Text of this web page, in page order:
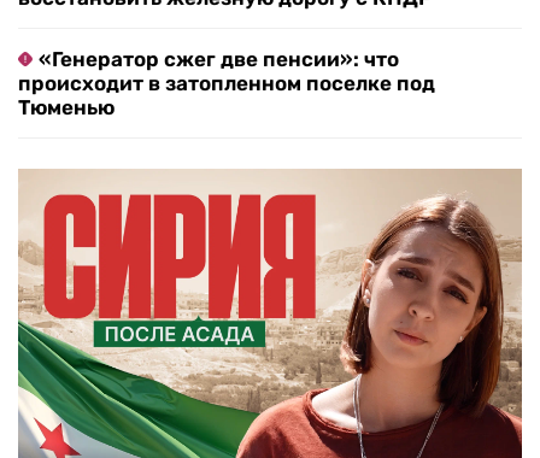
«Генератор сжег две пенсии»: что
происходит в затопленном поселке под
Тюменью